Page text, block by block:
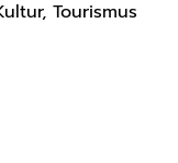
Tourismus